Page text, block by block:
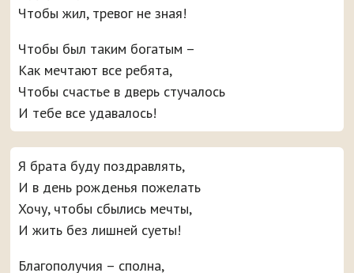
Чтобы жил, тревог не зная!
Чтобы был таким богатым –
Как мечтают все ребята,
Чтобы счастье в дверь стучалось
И тебе все удавалось!
Я брата буду поздравлять,
И в день рожденья пожелать
Хочу, чтобы сбылись мечты,
И жить без лишней суеты!
Благополучия – сполна,